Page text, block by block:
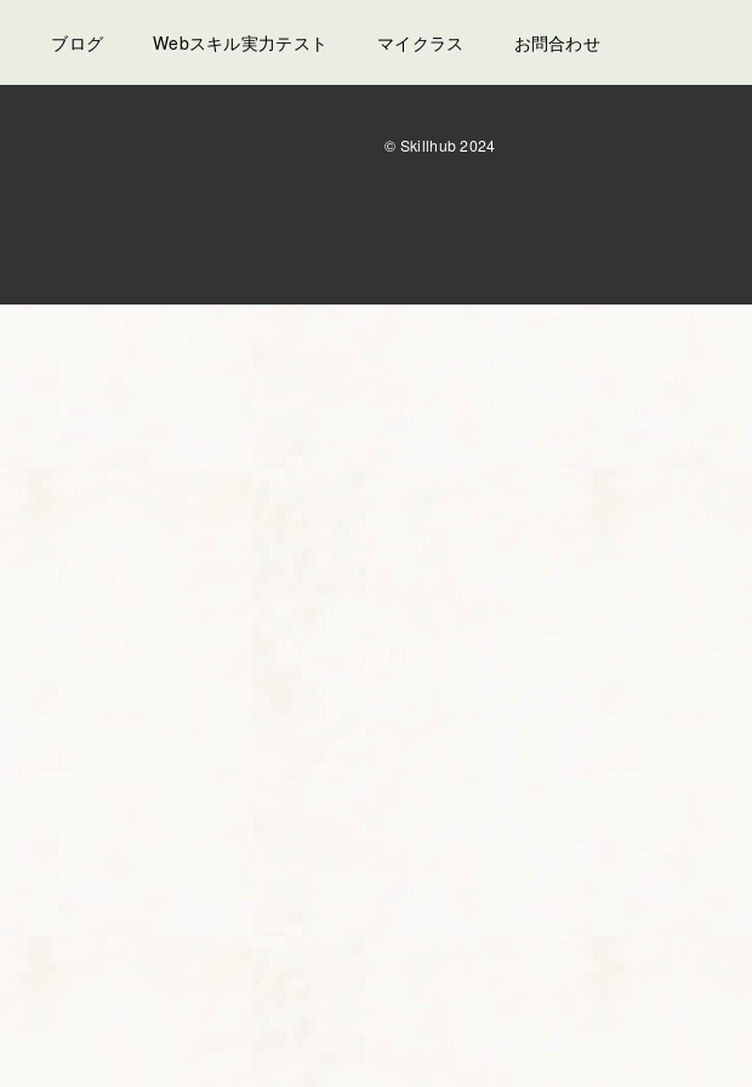
ブログ Webスキル実力テスト マイクラス お問合わせ
© Skillhub 2024